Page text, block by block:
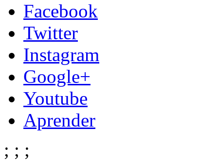
Facebook
Twitter
Instagram
Google+
Youtube
Aprender
; ; ;